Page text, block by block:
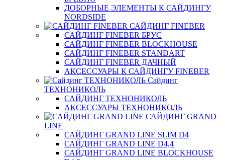
ДОБОРНЫЕ ЭЛЕМЕНТЫ К САЙДИНГУ
NORDSIDE
САЙДИНГ FINEBER
САЙДИНГ FINEBER БРУС
САЙДИНГ FINEBER BLOCKHOUSE
САЙДИНГ FINEBER STANDART
САЙДИНГ FINEBER ДАЧНЫЙ
АКСЕССУАРЫ К САЙДИНГУ FINEBER
Сайдинг
ТЕХНОНИКОЛЬ
САЙДИНГ ТЕХНОНИКОЛЬ
АКСЕССУАРЫ ТЕХНОНИКОЛЬ
САЙДИНГ GRAND
LINE
САЙДИНГ GRAND LINE SLIM D4
САЙДИНГ GRAND LINE D4,4
САЙДИНГ GRAND LINE BLOCKHOUSE